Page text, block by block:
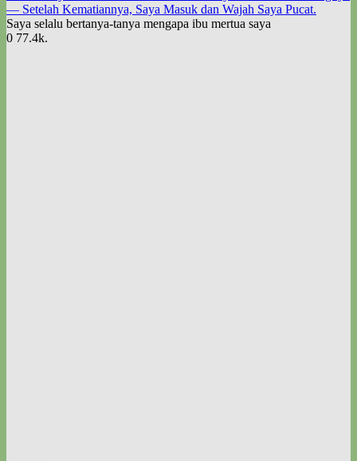
— Setelah Kematiannya, Saya Masuk dan Wajah Saya Pucat.
Saya selalu bertanya-tanya mengapa ibu mertua saya
0 77.4k.